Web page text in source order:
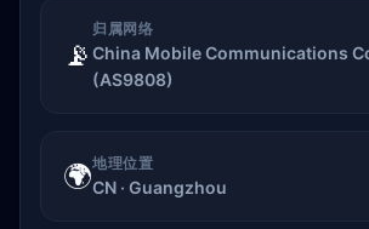
📡
归属网络
China Mobile Communications
(AS9808)
🌍地理位置
CN · Guangzhou